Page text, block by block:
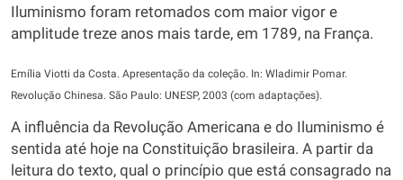
Iluminismo foram retomados com maior vigor e
amplitude treze anos mais tarde, em 1789, na França.
Emília Viotti da Costa. Apresentação da coleção. In: Wladimir Pomar.
Revolução Chinesa. São Paulo: UNESP, 2003 (com adaptações).
A influência da Revolução Americana e do Iluminismo é
sentida até hoje na Constituição brasileira. A partir da
leitura do texto, qual o princípio que está consagrado na